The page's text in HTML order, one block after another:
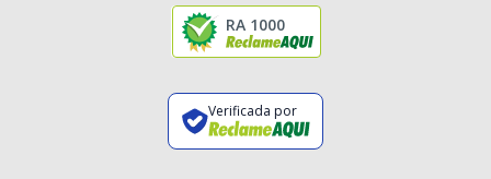
RA 1000
Verificada por